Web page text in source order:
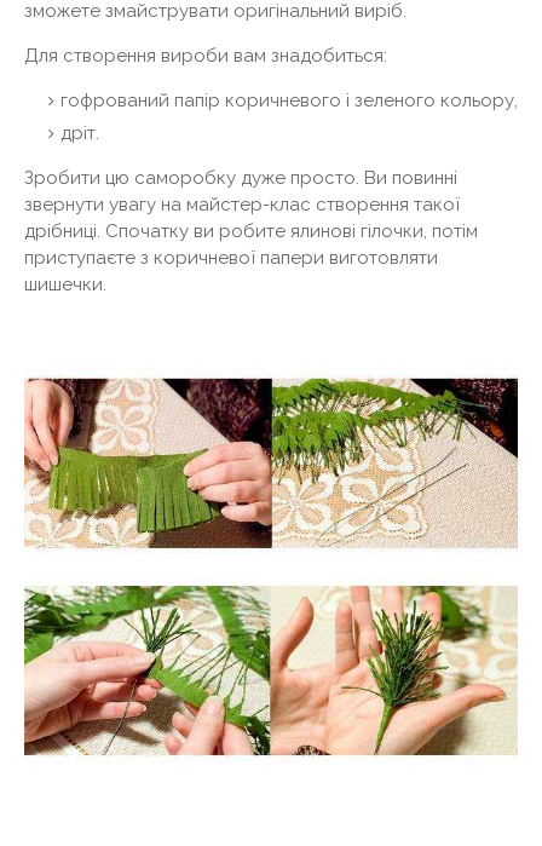
зможете змайструвати оригінальний виріб.
Для створення вироби вам знадобиться:
гофрований папір коричневого і зеленого кольору,
дріт.
Зробити цю саморобку дуже просто. Ви повинні
звернути увагу на майстер-клас створення такої
дрібниці. Спочатку ви робите ялинові гілочки, потім
приступаєте з коричневої папери виготовляти
шишечки.